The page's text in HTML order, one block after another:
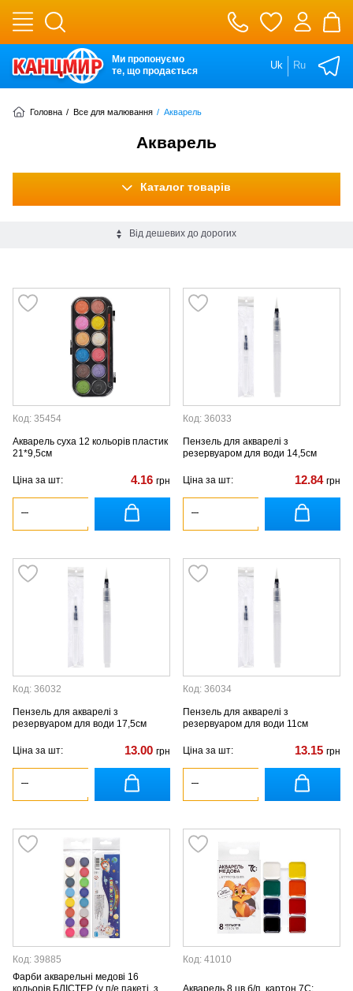
Ми пропонуємо
те, що продається
Uk Ru
Головна / Все для малювання / Акварель
Акварель
Каталог товарів
Від дешевих до дорогих
Код: 35454
Акварель суха 12 кольорів пластик
21*9,5см
Ціна за шт: 4.16 грн
Код: 36033
Пензель для акварелі з
резервуаром для води 14,5см
Ціна за шт: 12.84 грн
Код: 36032
Пензель для акварелі з
резервуаром для води 17,5см
Ціна за шт: 13.00 грн
Код: 36034
Пензель для акварелі з
резервуаром для води 11см
Ціна за шт: 13.15 грн
Код: 39885
Фарби акварельні медові 16
кольорів БЛІСТЕР (у п/е пакеті, з
Код: 41010
Акварель 8 цв.б/п, картон 7С: